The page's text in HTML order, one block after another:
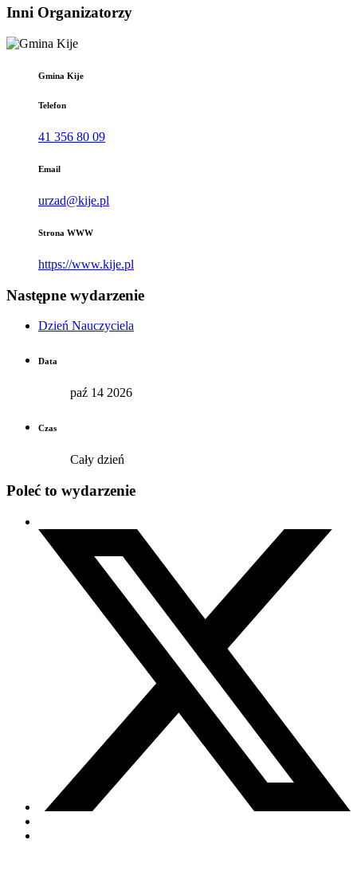
Inni Organizatorzy
Gmina Kije
Telefon
41 356 80 09
Email
urzad@kije.pl
Strona WWW
https://www.kije.pl
Następne wydarzenie
Dzień Nauczyciela
Data
paź 14 2026
Czas
Cały dzień
Poleć to wydarzenie